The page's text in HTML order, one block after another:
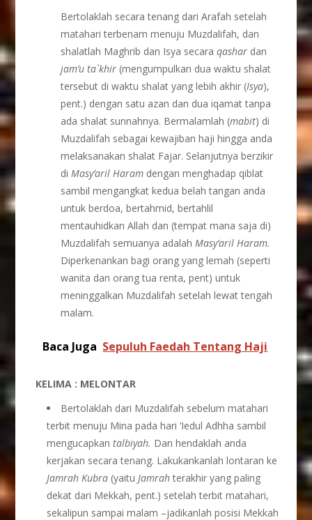
Bertolaklah secara tenang dari Arafah setelah
matahari terbenam menuju Muzdalifah, dan
shalatlah Maghrib dan Isya secaraqashar dan
jam’u ta`khir (mengumpulkan dua waktu shalat
tersebut di waktu shalat yang lebih akhir (Isya),
pent.) dengan satu azan dan dua iqamat tanpa
ada shalat sunnahnya. Bermalamlah (mabit) di
Muzdalifah sebagai kewajiban haji hingga anda
melaksanakan shalat Fajar. Selanjutnya berzikir
diMasy’aril Haram dengan menghadap qiblat
sambil mengangkat kedua belah tangan anda
untuk berdoa, bertahmid, bertahlil
mentauhidkan Allah dan (tempat mana saja di)
Muzdalifah semuanya adalahMasy’aril Haram.
Diperkenankan bagi orang yang lemah (seperti
wanita dan orang tua renta, pent) untuk
meninggalkan Muzdalifah setelah lewat tengah
malam.
Baca Juga Sepuluh Faedah Tentang Haji
KELIMA : MELONTAR
Bertolaklah dari Muzdalifah sebelum matahari
terbit menuju Mina pada hari ‘Iedul Adhha sambil
mengucapkantalbiyah. Dan hendaklah anda
kerjakan secara tenang. Lakukankanlah lontaran ke
Jamrah Kubra (yaituJamrahterakhir yang paling
dekat dari Mekkah, pent.) setelah terbit matahari,
sekalipun sampai malam –jadikanlah posisi Mekkah